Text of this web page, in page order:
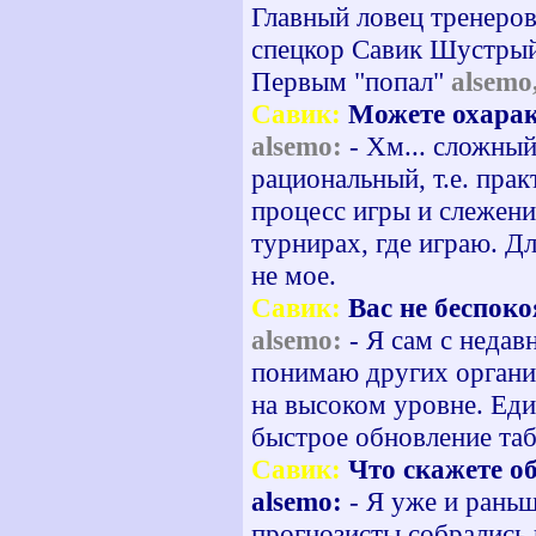
Главный ловец
спецкор Савик
Первым "попал"
Савик: Можете
alsemo: - Хм... сложный
рациональный, т.е.
процесс игры и
турнирах, где играю.
не мое.
Савик: Вас не
alsemo: - Я сам с
понимаю других
на высоком уровне.
быстрое обновление
Савик: Что скажете
alsemo: - Я уже и